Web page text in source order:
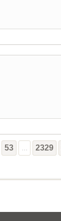
53 ... 2329